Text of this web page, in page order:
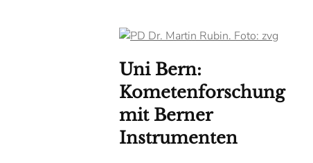
Uni Bern:
Kometenforschung
mit Berner
Instrumenten